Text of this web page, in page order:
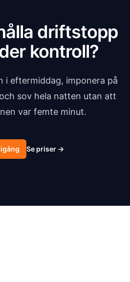
driftstopp
kontroll?
i eftermiddag, imponera på
sov hela natten utan att
var femte minut.
Se priser →